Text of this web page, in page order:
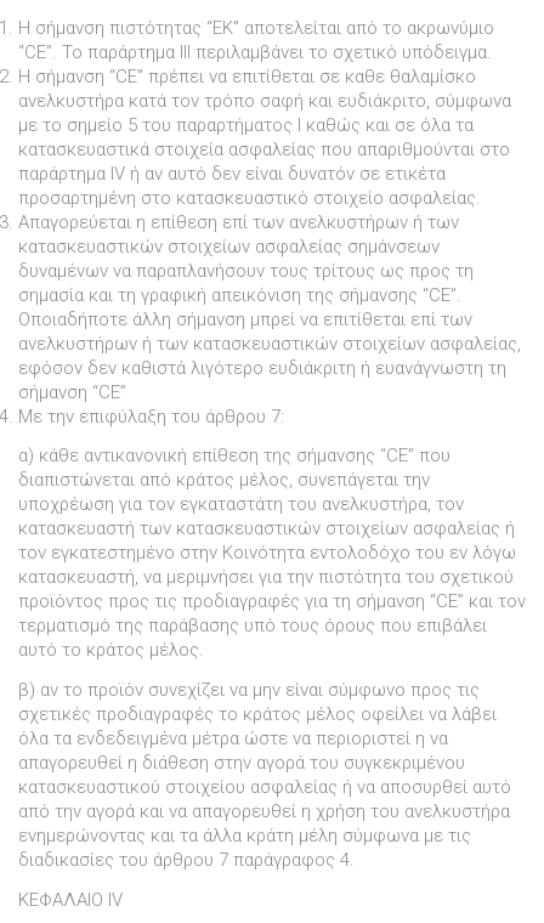
Η σήµανση πιστότητας “ΕΚ” αποτελείται από το ακρωνύµιο
“CE”. Το παράρτηµα III περιλαµβάνει το σχετικό υπόδειγµα.
Η σήµανση “CE” πρέπει να επιτίθεται σε καθε θαλαµίσκο
ανελκυστήρα κατά τον τρόπο σαφή και ευδιάκριτο, σύµφωνα
µε το σηµείο 5 του παραρτήµατος I καθώς και σε όλα τα
κατασκευαστικά στοιχεία ασφαλείας που απαριθµούνται στο
παράρτηµα IV ή αν αυτό δεν είναι δυνατόν σε ετικέτα
προσαρτηµένη στο κατασκευαστικό στοιχείο ασφαλείας.
Απαγορεύεται η επίθεση επί των ανελκυστήρων ή των
κατασκευαστικών στοιχείων ασφαλείας σηµάνσεων
δυναµένων να παραπλανήσουν τους τρίτους ως προς τη
σηµασία και τη γραφική απεικόνιση της σήµανσης “CE”.
Οποιαδήποτε άλλη σήµανση µπρεί να επιτίθεται επί των
ανελκυστήρων ή των κατασκευαστικών στοιχείων ασφαλείας,
εφόσον δεν καθιστά λιγότερο ευδιάκριτη ή ευανάγνωστη τη
σήµανση “CE”
Με την επιφύλαξη του άρθρου 7:
α) κάθε αντικανονική επίθεση της σήµανσης “CE” που
διαπιστώνεται από κράτος µέλος, συνεπάγεται την
υποχρέωση για τον εγκαταστάτη του ανελκυστήρα, τον
κατασκευαστή των κατασκευαστικών στοιχείων ασφαλείας ή
τον εγκατεστηµένο στην Κοινότητα εντολοδόχο του εν λόγω
κατασκευαστή, να µεριµνήσει για την πιστότητα του σχετικού
προϊόντος προς τις προδιαγραφές για τη σήµανση “CE” και τον
τερµατισµό της παράβασης υπό τους όρους που επιβάλει
αυτό το κράτος µέλος.
β) αν το προϊόν συνεχίζει να µην είναι σύµφωνο προς τις
σχετικές προδιαγραφές το κράτος µέλος οφείλει να λάβει
όλα τα ενδεδειγµένα µέτρα ώστε να περιοριστεί η να
απαγορευθεί η διάθεση στην αγορά του συγκεκριµένου
κατασκευαστικού στοιχείου ασφαλείας ή να αποσυρθεί αυτό
από την αγορά και να απαγορευθεί η χρήση του ανελκυστήρα
ενηµερώνοντας και τα άλλα κράτη µέλη σύµφωνα µε τις
διαδικασίες του άρθρου 7 παράγραφος 4.
ΚΕΦΑΛΑΙΟ IV